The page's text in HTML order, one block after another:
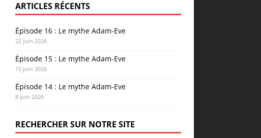
ARTICLES RÉCENTS
Épisode 16 : Le mythe Adam-Eve
22 juin 2026
Épisode 15 : Le mythe Adam-Eve
15 juin 2026
Épisode 14 : Le mythe Adam-Eve
8 juin 2026
RECHERCHER SUR NOTRE SITE